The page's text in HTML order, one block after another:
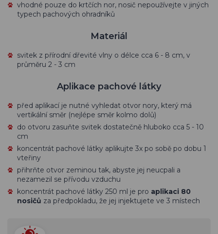
vhodné pouze do krtčích nor, nosič nepoužívejte v jiných
typech pachových ohradníků
Materiál
svitek z přírodní dřevité vlny o délce cca 6 - 8 cm, v
průměru 2 - 3 cm
Aplikace pachové látky
před aplikací je nutné vyhledat otvor nory, který má
vertikální směr (nejlépe směr kolmo dolů)
do otvoru zasuňte svitek dostatečně hluboko cca 5 - 10
cm
koncentrát pachové látky aplikujte 3x po sobě po dobu 1
vteřiny
přihrňte otvor zeminou tak, abyste jej neucpali a
nezamezil se přívodu vzduchu
koncentrát pachové látky 250 ml je pro aplikaci 80
nosičů za předpokladu, že jej injektujete ve 3 místech